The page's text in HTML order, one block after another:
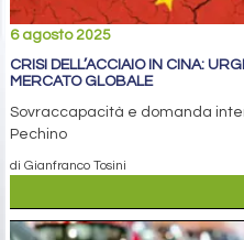
6 agosto 2025
CRISI DELL’ACCIAIO IN CINA:
MERCATO GLOBALE
Sovraccapacità e domanda
Pechino
di Gianfranco Tosini